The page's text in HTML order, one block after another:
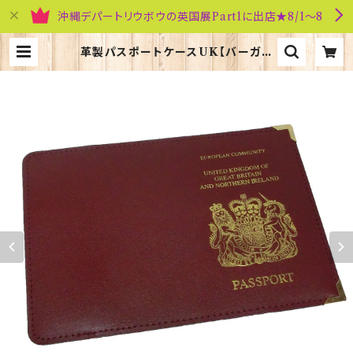
沖縄デパートリウボウの英国展Part1に出店★8/1～8
革製パスポートケースUK【バーガン
ディ】R.C.Brady 90025-BURG